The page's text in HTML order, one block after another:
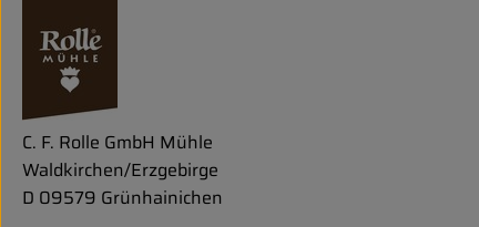
C. F. Rolle GmbH Mühle
Waldkirchen/Erzgebirge
D 09579 Grünhainichen